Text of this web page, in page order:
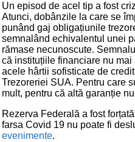
Un episod de acel tip a fost
Atunci, dobânzile la care se
punând gaj obligațiunile
semnalând echivalentul unei
rămase necunoscute.
că instituțiile financiare nu
acele hârtii sofisticate de
Trezoreriei SUA. Pentru care
mult, pentru că altă garanție
Rezerva Federală a fost
farsa Covid 19 nu poate fi
evenimente.